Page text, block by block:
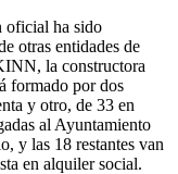
oficial ha sido
otras entidades de
la constructora
formado por dos
y otro, de 33 en
al Ayuntamiento
y las 18 restantes van
en alquiler social.